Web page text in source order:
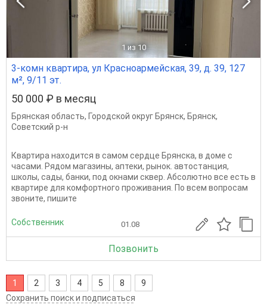
1 из 10
3-комн квартира, ул Красноармейская, 39, д. 39, 127
м², 9/11 эт.
50 000 ₽ в месяц
Брянская область, Городской округ Брянск, Брянск,
Советский р-н
Квартира находится в самом сердце Брянска, в доме с
часами. Рядом магазины, аптеки, рынок. автостанция,
школы, сады, банки, под окнами сквер. Абсолютно все есть в
квартире для комфортного проживания. По всем вопросам
звоните, пишите
Собственник 01.08
Позвонить
1 2 3 4 5 8
9
Сохранить поиск и подписаться